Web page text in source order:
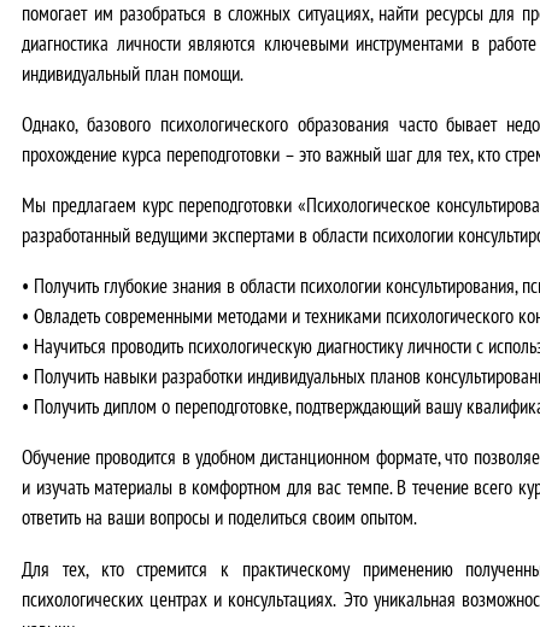
помогает им разобраться в сложных ситуациях, найти ресурсы для
диагностика личности являются ключевыми инструментами в
индивидуальный план помощи.
Однако, базового психологического образования часто бывает
прохождение курса переподготовки – это важный шаг для тех, кто
Мы предлагаем курс переподготовки «Психологическое
разработанный ведущими экспертами в области психологии
• Получить глубокие знания в области психологии консультирования,
• Овладеть современными методами и техниками психологического
• Научиться проводить психологическую диагностику личности с
• Получить навыки разработки индивидуальных планов
• Получить диплом о переподготовке, подтверждающий вашу
Обучение проводится в удобном дистанционном формате, что
и изучать материалы в комфортном для вас темпе.В течение всего
ответить на ваши вопросы и поделиться своим опытом.
Для тех, кто стремится к практическому применению
психологических центрах и консультациях. Это уникальная